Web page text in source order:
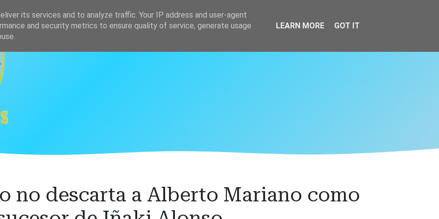
Clasificación
no descarta a Alberto Mariano como
its services and to analyze traffic. Your IP address and user-agent
and security metrics to ensure quality of service, generate usage
LEARN MORE GOT IT